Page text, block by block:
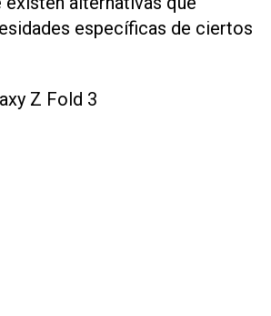
específicas de ciertos